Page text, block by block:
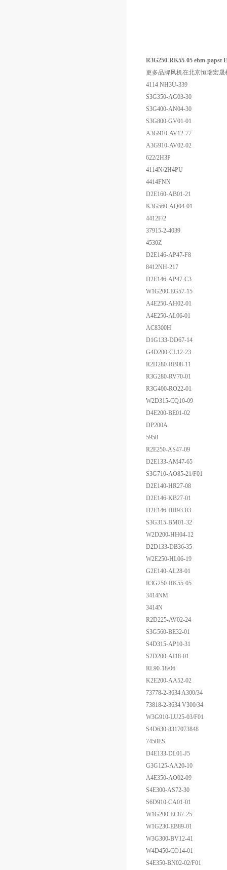
R3G250-RK55-05 ebm-papst
更多品牌风机在北京恒瑞宏
4114 NH3U-339
S3G350-AG03-30
S3G400-AN04-30
S3G800-GV01-01
A3G910-AV12-77
A3G910-AV02-02
622/2H3P
4114N/2H4PU
4414FNN
D2E160-AB01-21
K3G560-AQ04-01
4412F/2
37915-2-4039
4530Z
D2E146-AP47-F8
8412NH-217
D2E146-AP47-C3
W1G200-EG57-15
A4E250-AH02-01
A4E250-AL06-01
AC8300H
D1G133-DD67-14
G4D200-CL12-23
R2D280-RB08-11
R3G280-RV70-01
R3G400-RO22-01
W2D315-CQ10-09
D4E200-BE01-02
DP200A
5958
R2E250-AS47-09
D2E133-AM47-65
S3G710-AO85-21/F01
D2E140-HR27-08
D2E146-KB27-01
D2E146-HR93-03
S3G315-BM01-32
W2D200-HH04-12
D2D133-DB36-35
W2E250-HL06-19
G2E140-AL28-01
R3G250-RK55-05
3414NM
3414N
R2D225-AV02-24
S3G560-BE32-01
S4D315-AP10-31
S2D200-AI18-01
RL90-18/06
K2E200-AA52-02
73778-2-3634 A300/34
73818-2-3634 V300/34
W3G910-LU25-03/F01
S4D630-8317073848
7450ES
D4E133-DL01-J5
G3G125-AA20-10
A4E350-AO02-09
S4E300-AS72-30
S6D910-CA01-01
W1G200-EC87-25
W1G230-EB89-01
W3G300-BV12-41
W4D450-CO14-01
S4E350-BN02-02/F01